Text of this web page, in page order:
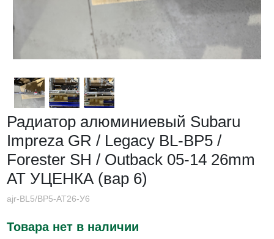
Радиатор алюминиевый Subaru
Impreza GR / Legacy BL-BP5 /
Forester SH / Outback 05-14 26mm
АТ УЦЕНКА (вар 6)
ajr-BL5/BP5-AT26-У6
Товара нет в наличии